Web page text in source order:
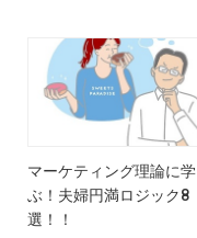
マーケティング理論に学
ぶ！夫婦円満ロジック8
選！！